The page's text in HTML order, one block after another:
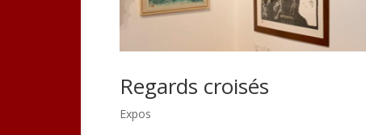
Regards croisés
Expos